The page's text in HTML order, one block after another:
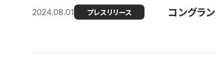
2024.08.01 プレスリリース コングラ